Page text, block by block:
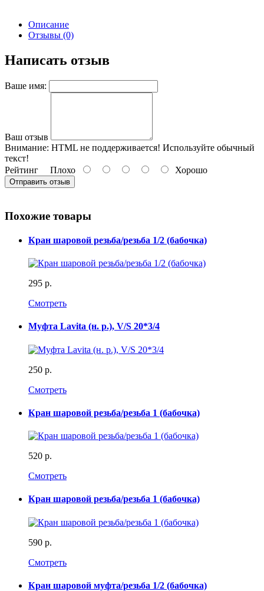
Описание
Отзывы (0)
Написать отзыв
Ваше имя:
Ваш отзыв
Внимание: HTML не поддерживается! Используйте обычный
текст!
Рейтинг Плохо Хорошо
Отправить отзыв
Похожие товары
Кран шаровой резьба/резьба 1/2 (бабочка)
295 р.
Смотреть
Муфта Lavita (н. р.), V/S 20*3/4
250 р.
Смотреть
Кран шаровой резьба/резьба 1 (бабочка)
520 р.
Смотреть
Кран шаровой резьба/резьба 1 (бабочка)
590 р.
Смотреть
Кран шаровой муфта/резьба 1/2 (бабочка)